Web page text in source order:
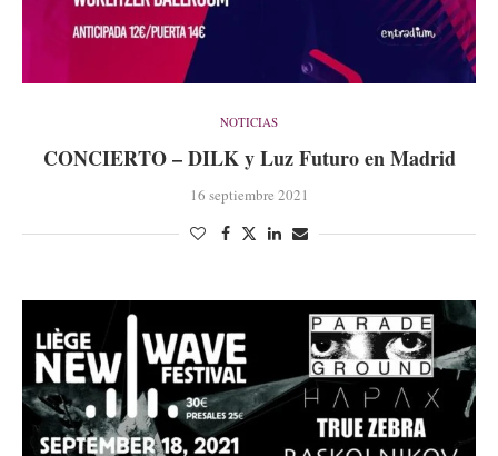
NOTICIAS
CONCIERTO – DILK y Luz Futuro en Madrid
16 septiembre 2021